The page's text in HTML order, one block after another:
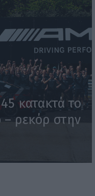
κατακτά το
ρεκόρ στην